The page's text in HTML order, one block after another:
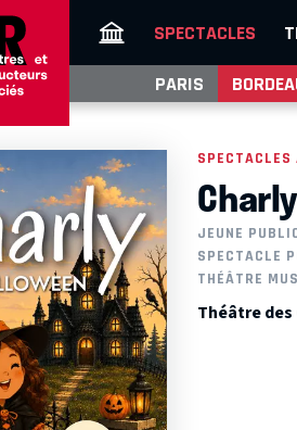
SPECTACLES
PARIS
SPECTACLES
JEUNE
SPECTACLE
THÉÂTRE
Théâtre